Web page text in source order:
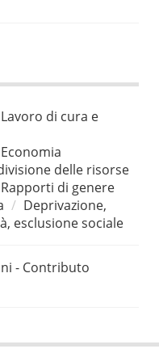
Lavoro di cura e
Economia
delle risorse
Rapporti di genere
Deprivazione,
esclusione sociale
- Contributo